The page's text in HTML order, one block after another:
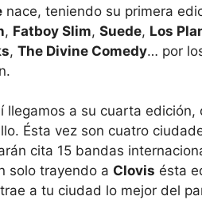
nace, teniendo su primera
, Fatboy Slim, Suede, Los
, The Divine Comedy… por
llegamos a su cuarta edición,
Ésta vez son cuatro
cita 15 bandas
solo trayendo a Clovis ésta
a tu ciudad lo mejor del